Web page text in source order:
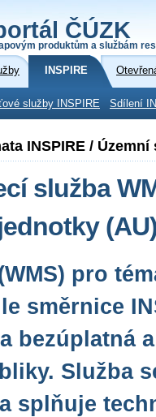
ČÚZK
produktům a službám
INSPIRE
služby INSPIRE Sdílení
INSPIRE /
služba
pro
směrnice
bezúplatná
Služba
splňuje